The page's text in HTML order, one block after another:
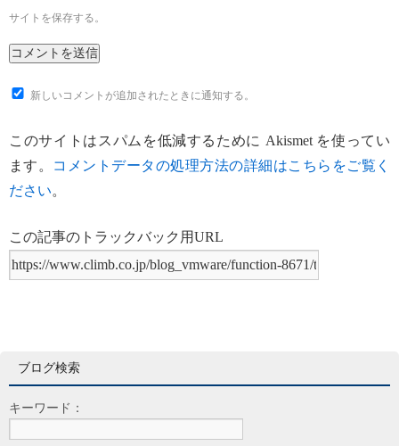
サイトを保存する。
新しいコメントが追加されたときに通知する。
このサイトはスパムを低減するために Akismet を使ってい
ます。 コメントデータの処理方法の詳細はこちらをご覧く
ださい。
この記事のトラックバック用URL
ブログ検索
キーワード：